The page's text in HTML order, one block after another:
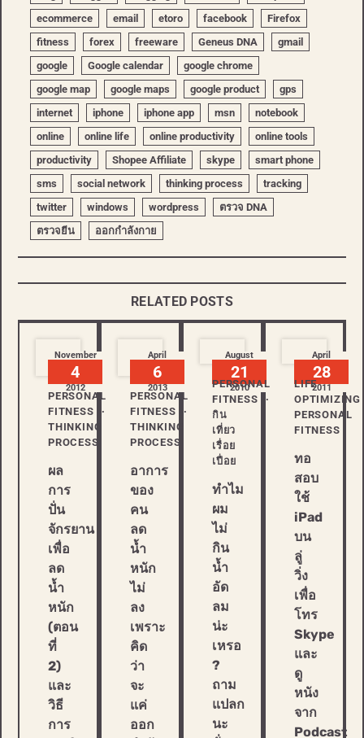
ecommerce
email etoro facebook
Firefox
fitness
forex freeware Geneus DNA
gmail
google
Google calendar
google chrome
google map
google maps google product
gps
internet
iphone iphone app msn
notebook
online
online life online productivity
online tools
productivity
Shopee Affiliate skype
smart phone
sms
social network thinking process
tracking
twitter
windows wordpress
ตรวจ DNA
ตรวจยีน
ออกกำลังกาย
RELATED POSTS
November
4
2012
PERSONAL
FITNESS
THINKING
PROCESS
ผล
การ
ปั่น
จักรยาน
เพื่อ
ลด
น้ำ
หนัก
(ตอน
ที่
2)
และ
วิธี
การ
April
6
2013
PERSONAL
FITNESS
THINKING
PROCESS
อาการ
ของ
คน
ลด
น้ำ
หนัก
ไม่
ลง
เพราะ
คิด
ว่า
จะ
แค่
ออก
August
21
2010
PERSONAL
FITNESS
กิน
เที่ยว
เรื่อย
เปื่อย
ทำไม
ผม
ไม่
กิน
น้ำ
อัด
ลม
น่ะ
เหรอ
?
ถาม
แปลก
นะ
April
28
2011
LIFE
OPTIMIZING
PERSONAL
FITNESS
ทอ
สอบ
ใช้
iPad
บน
ลู่
วิ่ง
เพื่อ
โทร
Skype
และ
ดู
หนัง
จาก
Podcast